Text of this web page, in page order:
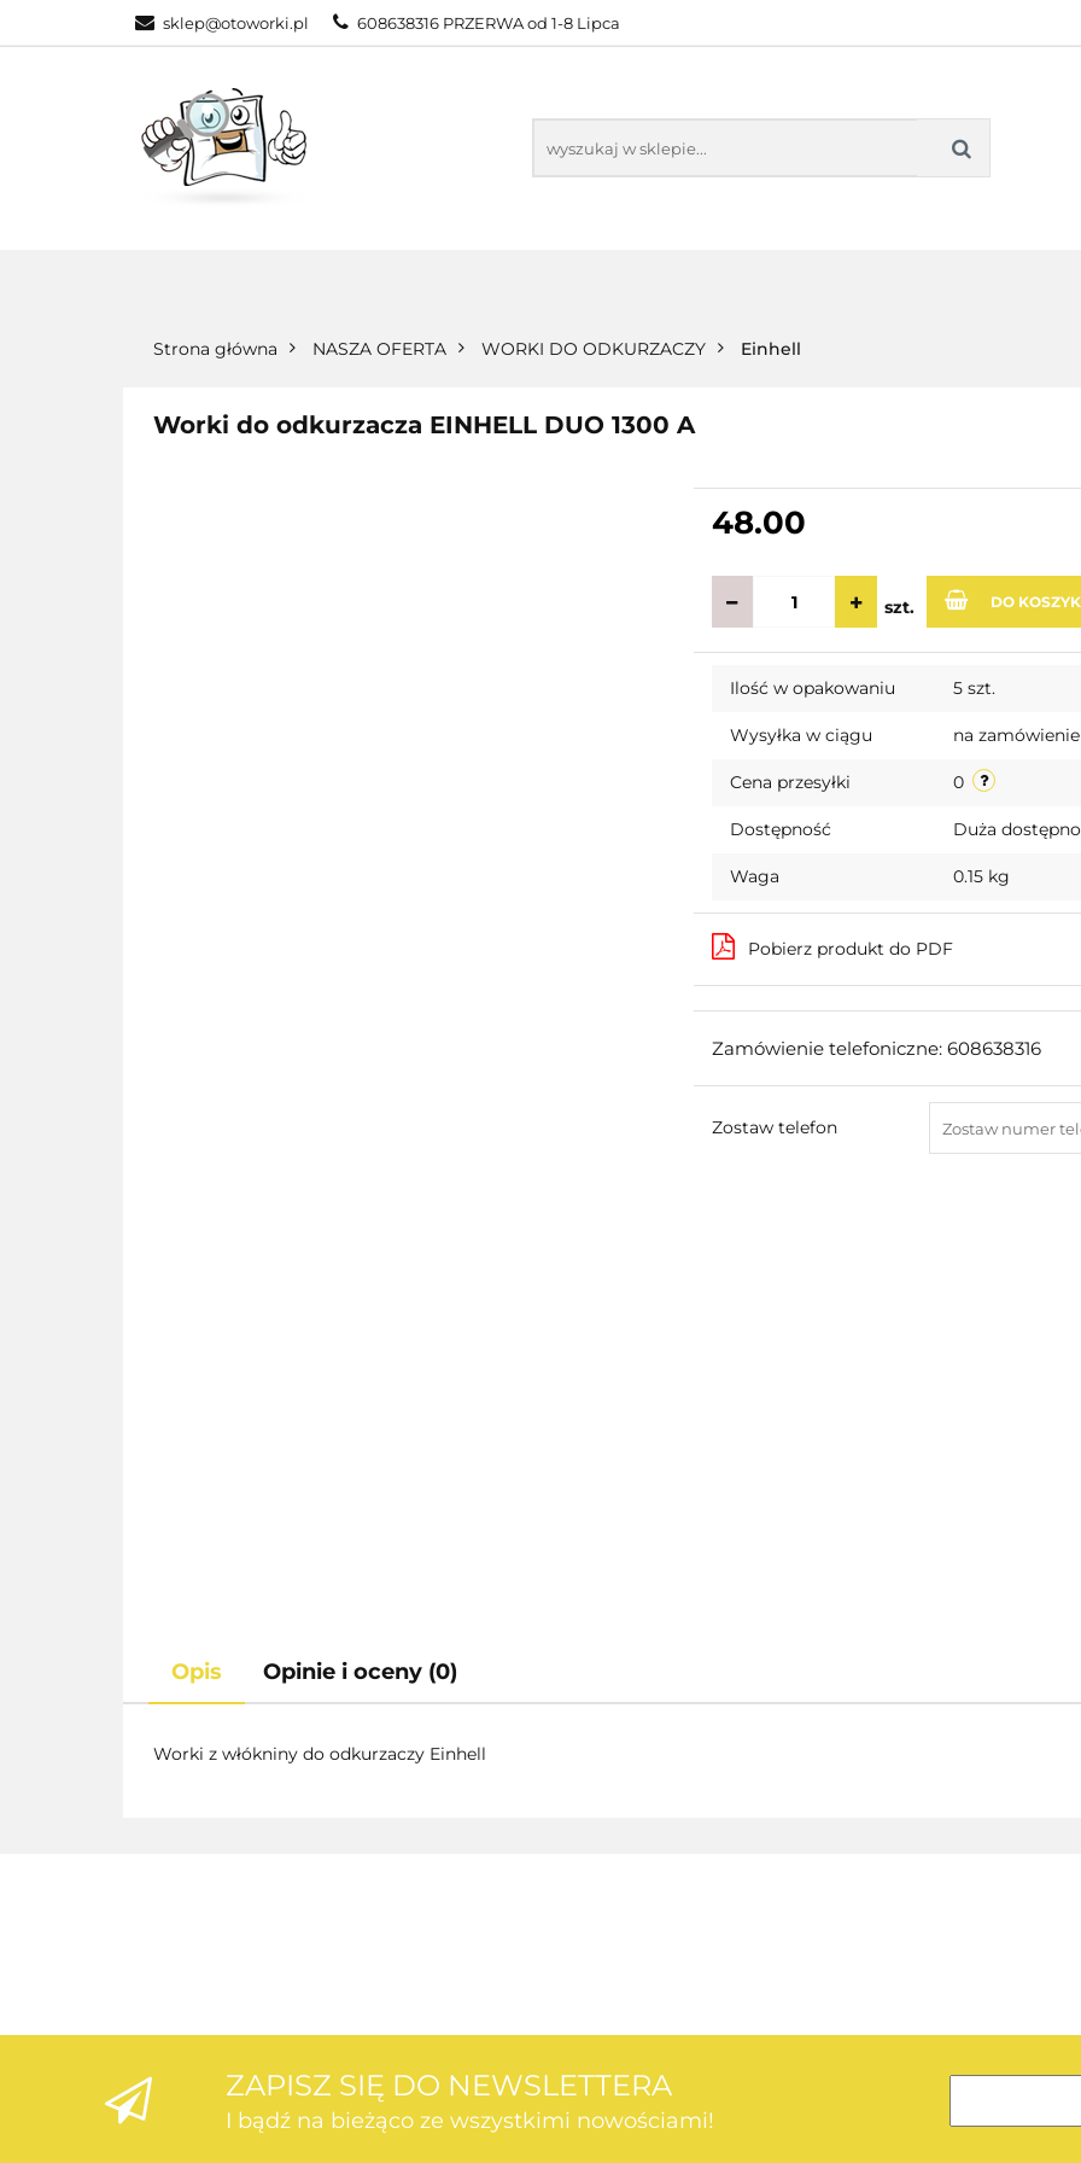
sklep@otoworki.pl 608638316 PRZERWA od 1-8 Lipca
NASZA OFERTA KONTAKT BESTSELLERY BLOG
Strona główna NASZA OFERTA WORKI DO ODKURZACZY Einhell
Worki do odkurzacza EINHELL DUO 1300 A
48.00
szt. DO
Ilość w opakowaniu 5 szt.
Wysyłka w ciągu na zamówienie
Cena przesyłki 0
Dostępność Duża
Waga 0.15 kg
Pobierz produkt do PDF
Zamówienie telefoniczne: 608638316
Zostaw telefon
Opis Opinie i oceny (0)
Worki z włókniny do odkurzaczy Einhell
ZAPISZ SIĘ DO NEWSLETTERA
I bądź na bieżąco ze wszystkimi nowościami!